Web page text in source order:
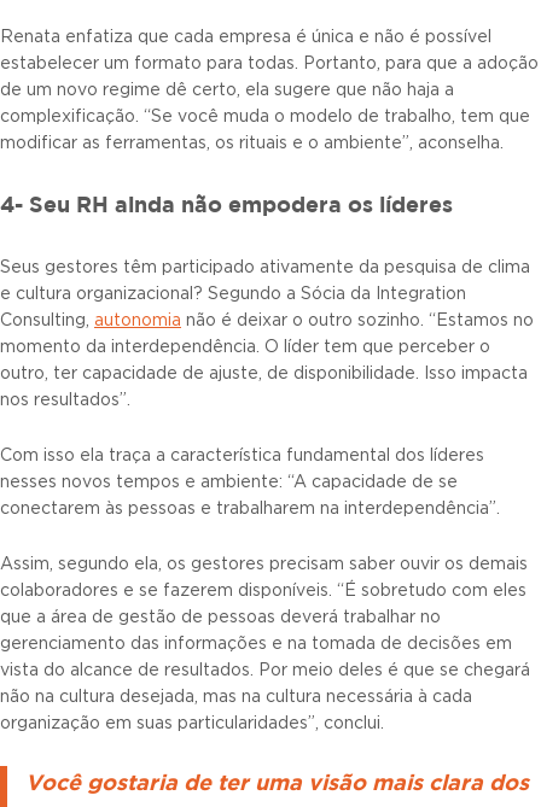
Renata enfatiza que cada empresa é única e não é possível
estabelecer um formato para todas. Portanto, para que a adoção
de um novo regime dê certo, ela sugere que não haja a
complexificação. “Se você muda o modelo de trabalho, tem que
modificar as ferramentas, os rituais e o ambiente”, aconselha.
4- Seu RH ainda não empodera os líderes
Seus gestores têm participado ativamente da pesquisa de clima
e cultura organizacional? Segundo a Sócia da Integration
Consulting, autonomia não é deixar o outro sozinho. “Estamos no
momento da interdependência. O líder tem que perceber o
outro, ter capacidade de ajuste, de disponibilidade. Isso impacta
nos resultados”.
Com isso ela traça a característica fundamental dos líderes
nesses novos tempos e ambiente: “A capacidade de se
conectarem às pessoas e trabalharem na interdependência”.
Assim, segundo ela, os gestores precisam saber ouvir os demais
colaboradores e se fazerem disponíveis. “É sobretudo com eles
que a área de gestão de pessoas deverá trabalhar no
gerenciamento das informações e na tomada de decisões em
vista do alcance de resultados. Por meio deles é que se chegará
não na cultura desejada, mas na cultura necessária à cada
organização em suas particularidades”, conclui.
Você gostaria de ter uma visão mais clara dos